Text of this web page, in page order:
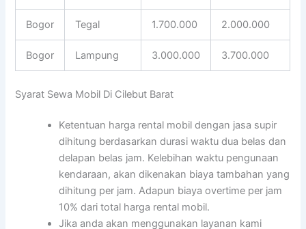
Bogor Tegal 1.700.000 2.000.000
Bogor Lampung 3.000.000 3.700.000
Syarat Sewa Mobil Di Cilebut Barat
Ketentuan harga rental mobil dengan jasa supir
dihitung berdasarkan durasi waktu dua belas dan
delapan belas jam. Kelebihan waktu pengunaan
kendaraan, akan dikenakan biaya tambahan yang
dihitung per jam. Adapun biaya overtime per jam
10% dari total harga rental mobil.
Jika anda akan menggunakan layanan kami